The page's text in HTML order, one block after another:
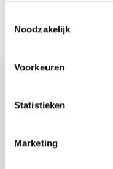
Noodzakelijk
Voorkeuren
Statistieken
Marketing
Blijf op de hoogte.